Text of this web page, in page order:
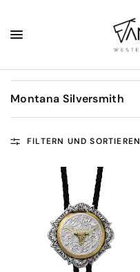
Montana Silversmith
FILTERN UND SORTIEREN